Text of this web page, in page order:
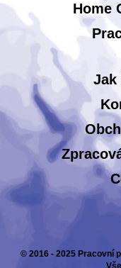
Home
Jak
© 2016 - 2025 Pracovní